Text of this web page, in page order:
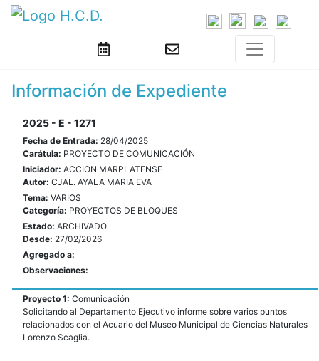
Información de Expediente
2025 - E - 1271
Fecha de Entrada: 28/04/2025
Carátula: PROYECTO DE COMUNICACIÓN
Iniciador: ACCION MARPLATENSE
Autor: CJAL. AYALA MARIA EVA
Tema: VARIOS
Categoría: PROYECTOS DE BLOQUES
Estado: ARCHIVADO
Desde: 27/02/2026
Agregado a:
Observaciones:
Proyecto 1: Comunicación
Solicitando al Departamento Ejecutivo informe sobre varios puntos
relacionados con el Acuario del Museo Municipal de Ciencias Naturales
Lorenzo Scaglia.